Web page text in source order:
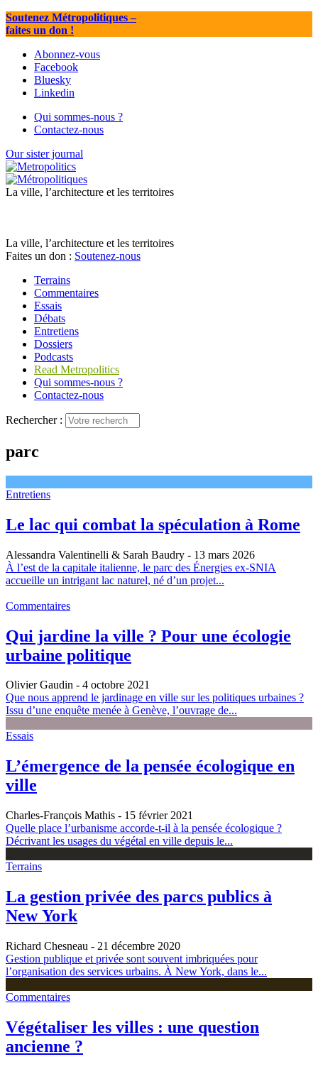
Soutenez Métropolitiques–
faites un don !
Abonnez-vous
Facebook
Bluesky
Linkedin
Qui sommes-nous ?
Contactez-nous
Our sister journal
La ville, l’architecture et les territoires
La ville, l’architecture et les territoires
Faites un don : Soutenez-nous
Terrains
Commentaires
Essais
Débats
Entretiens
Dossiers
Podcasts
Read Metropolitics
Qui sommes-nous ?
Contactez-nous
Rechercher :
parc
Entretiens
Le lac qui combat la spéculation à Rome
Alessandra Valentinelli & Sarah Baudry - 13 mars 2026
À l’est de la capitale italienne, le parc des Énergies ex-SNIA
accueille un intrigant lac naturel, né d’un projet...
Commentaires
Qui jardine la ville ? Pour une écologie
urbaine politique
Olivier Gaudin - 4 octobre 2021
Que nous apprend le jardinage en ville sur les politiques urbaines ?
Issu d’une enquête menée à Genève, l’ouvrage de...
Essais
L’émergence de la pensée écologique en
ville
Charles-François Mathis - 15 février 2021
Quelle place l’urbanisme accorde-t-il à la pensée écologique ?
Décrivant les usages du végétal en ville depuis le...
Terrains
La gestion privée des parcs publics à
New York
Richard Chesneau - 21 décembre 2020
Gestion publique et privée sont souvent imbriquées pour
l’organisation des services urbains. À New York, dans le...
Commentaires
Végétaliser les villes : une question
ancienne ?